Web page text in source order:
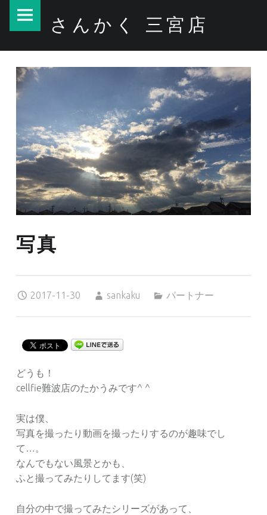
写真 – さんかく 三宮店
さんかく 三宮店
写真
2017-11-30
sankaku
パートナー
どうも！
cellfie難波店のたかうみです^ ^
実は僕、
写真を撮ったり動画を撮ったりするのが趣味でし
て…。
なんでもない風景とかも、
ふと撮ってみたりしてます(笑)
自分の中で撮ってみたシリーズがあって、